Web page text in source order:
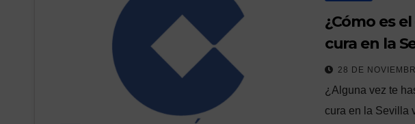
¿Cómo es
cura en la
casado a
el pueblo”
28 DE
¿Alguna vez te
cura en la Sevilla